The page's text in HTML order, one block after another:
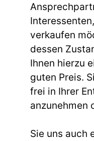
verkaufen
dessen
Ihnen hierzu
guten Preis.
frei in Ihrer
anzunehmen
Sie uns auch